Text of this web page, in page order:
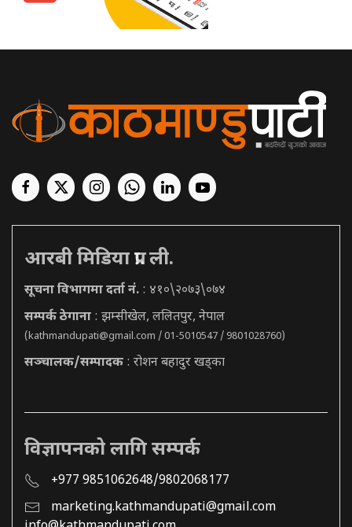
आरबी मिडिया प्रा. ली.
सूचना विभागमा दर्ता नं. : ४१०\२०७३\०७४
सम्पर्क ठेगाना : झम्सीखेल, ललितपुर, नेपाल
(kathmandupati@gmail.com / 01-5010547 / 9801028760)
सञ्चालक/सम्पादक : रोशन बहादुर खड्का
विज्ञापनको लागि सम्पर्क
+977 9851062648/9802068177
marketing.kathmandupati@gmail.com